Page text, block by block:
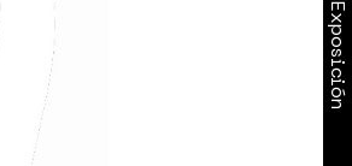
Exposición